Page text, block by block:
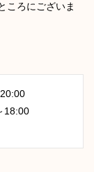
ころにございま
18:00